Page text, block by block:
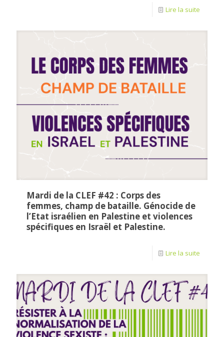
Lire la suite
Mardi de la CLEF #42 : Corps des
femmes, champ de bataille. Génocide de
l’Etat israélien en Palestine et violences
spécifiques en Israël et Palestine.
Lire la suite